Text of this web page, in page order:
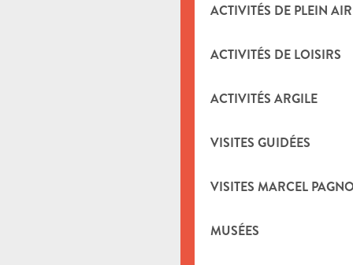
ACTIVITÉS DE PLEIN AIR
ACTIVITÉS DE LOISIRS
ACTIVITÉS ARGILE
VISITES GUIDÉES
VISITES MARCEL
MUSÉES